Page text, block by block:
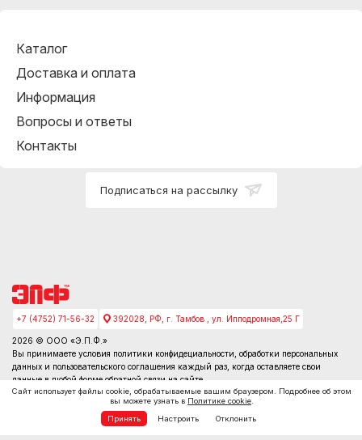
Каталог
Доставка и оплата
Информация
Вопросы и ответы
Контакты
Подписаться на рассылку
+7 (4752) 71-56-32 392028, РФ, г. Тамбов , ул. Ипподромная,25 Г
2026 © ООО «Э.П.Ф.»
Вы принимаете условия политики конфидециальности , обработки персональных
данных и пользовательского соглашения каждый раз, когда оставляете свои
данные в любой форме обратной связи на сайте
Сайт использует файлы cookie, обрабатываемые вашим браузером. Подробнее об этом
вы можете узнать в Политике cookie
Принять
Настроить Отклонить